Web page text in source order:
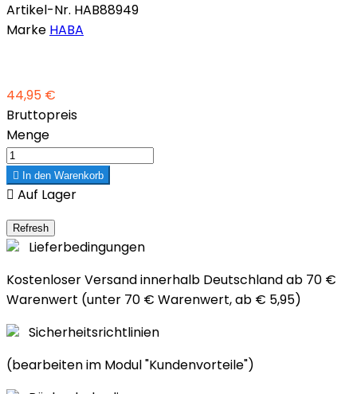
Artikel-Nr. HAB88949
Marke HABA
44,95 €
Bruttopreis
Menge
 In den Warenkorb
 Auf Lager
Lieferbedingungen
Kostenloser Versand innerhalb Deutschland ab 70 €
Warenwert (unter 70 € Warenwert, ab € 5,95)
Sicherheitsrichtlinien
(bearbeiten im Modul "Kundenvorteile")